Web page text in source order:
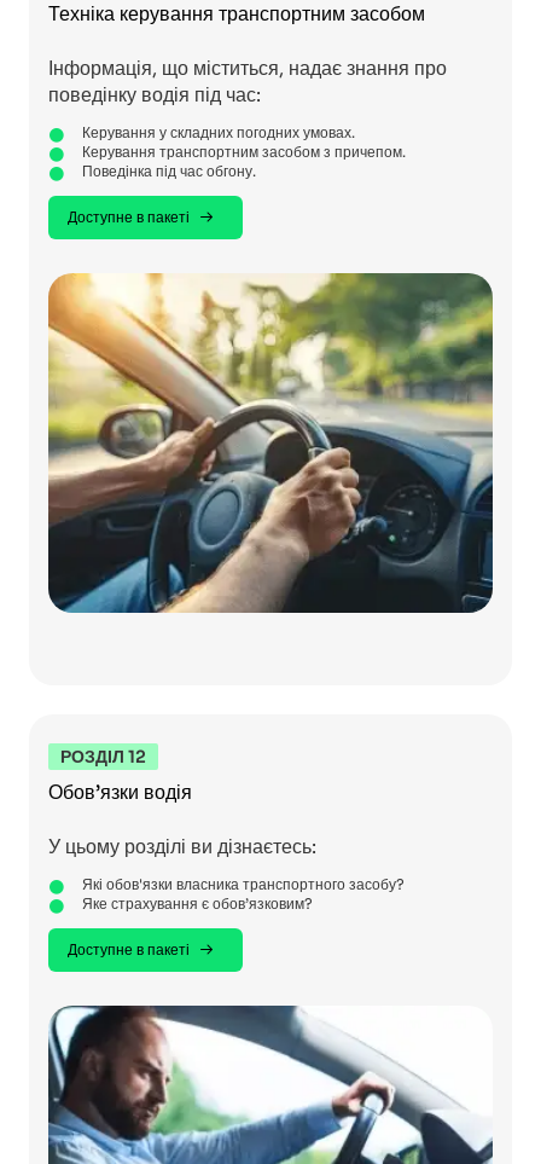
Техніка керування транспортним засобом
Інформація, що міститься, надає знання про
поведінку водія під час:
Керування у складних погодних умовах.
Керування транспортним засобом з причепом.
Поведінка під час обгону.
Доступне в пакеті
РОЗДІЛ 12
Обов’язки водія
У цьому розділі ви дізнаєтесь:
Які обов'язки власника транспортного засобу?
Яке страхування є обов’язковим?
Доступне в пакеті